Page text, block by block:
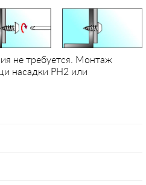
не требуется. Монтаж
насадки PH2 или